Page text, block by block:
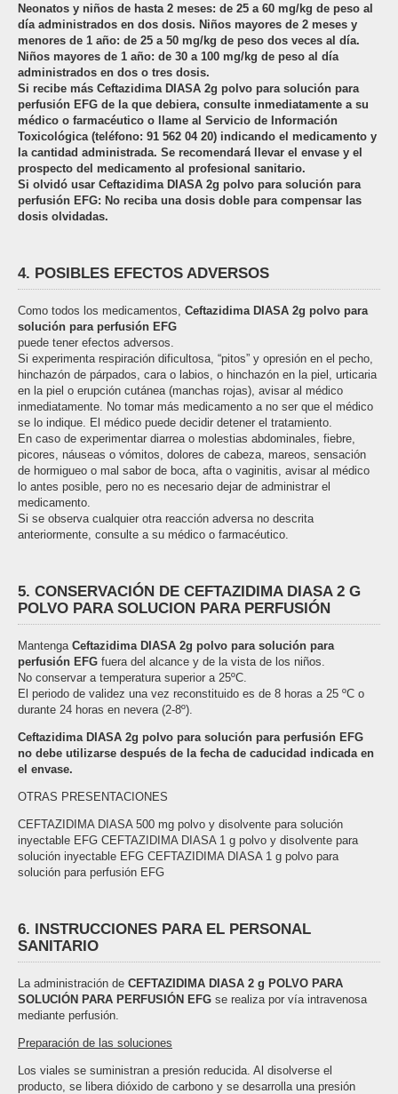
Neonatos y niños de hasta 2 meses: de 25 a 60 mg/kg de peso al
día administrados en dos dosis. Niños mayores de 2 meses y
menores de 1 año: de 25 a 50 mg/kg de peso dos veces al día.
Niños mayores de 1 año: de 30 a 100 mg/kg de peso al día
administrados en dos o tres dosis.
Si recibe más Ceftazidima DIASA 2g polvo para solución para
perfusión EFG de la que debiera, consulte inmediatamente a su
médico o farmacéutico o llame al Servicio de Información
Toxicológica (teléfono: 91 562 04 20) indicando el medicamento y
la cantidad administrada. Se recomendará llevar el envase y el
prospecto del medicamento al profesional sanitario.
Si olvidó usar Ceftazidima DIASA 2g polvo para solución para
perfusión EFG: No reciba una dosis doble para compensar las
dosis olvidadas.
4. POSIBLES EFECTOS ADVERSOS
Como todos los medicamentos, Ceftazidima DIASA 2g polvo para
solución para perfusión EFG
puede tener efectos adversos.
Si experimenta respiración dificultosa, “pitos” y opresión en el pecho,
hinchazón de párpados, cara o labios, o hinchazón en la piel, urticaria
en la piel o erupción cutánea (manchas rojas), avisar al médico
inmediatamente. No tomar más medicamento a no ser que el médico
se lo indique. El médico puede decidir detener el tratamiento.
En caso de experimentar diarrea o molestias abdominales, fiebre,
picores, náuseas o vómitos, dolores de cabeza, mareos, sensación
de hormigueo o mal sabor de boca, afta o vaginitis, avisar al médico
lo antes posible, pero no es necesario dejar de administrar el
medicamento.
Si se observa cualquier otra reacción adversa no descrita
anteriormente, consulte a su médico o farmacéutico.
5. CONSERVACIÓN DE CEFTAZIDIMA DIASA 2 G
POLVO PARA SOLUCION PARA PERFUSIÓN
Mantenga Ceftazidima DIASA 2g polvo para solución para
perfusión EFG fuera del alcance y de la vista de los niños.
No conservar a temperatura superior a 25ºC.
El periodo de validez una vez reconstituido es de 8 horas a 25 ºC o
durante 24 horas en nevera (2-8º).
Ceftazidima DIASA 2g polvo para solución para perfusión EFG
no debe utilizarse después de la fecha de caducidad indicada en
el envase.
OTRAS PRESENTACIONES
CEFTAZIDIMA DIASA 500 mg polvo y disolvente para solución
inyectable EFG CEFTAZIDIMA DIASA 1 g polvo y disolvente para
solución inyectable EFG CEFTAZIDIMA DIASA 1 g polvo para
solución para perfusión EFG
6. INSTRUCCIONES PARA EL PERSONAL
SANITARIO
La administración de CEFTAZIDIMA DIASA 2 g POLVO PARA
SOLUCIÓN PARA PERFUSIÓN EFG se realiza por vía intravenosa
mediante perfusión.
Preparación de las soluciones
Los viales se suministran a presión reducida. Al disolverse el
producto, se libera dióxido de carbono y se desarrolla una presión